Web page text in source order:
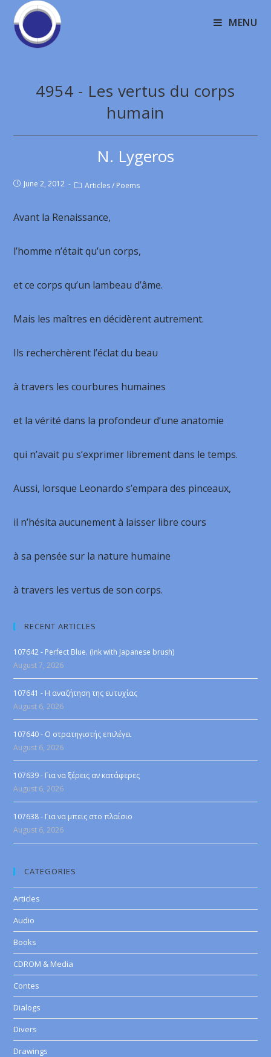
MENU
4954 - Les vertus du corps
humain
N. Lygeros
June 2, 2012 Articles / Poems
Avant la Renaissance,
l’homme n’était qu’un corps,
et ce corps qu’un lambeau d’âme.
Mais les maîtres en décidèrent autrement.
Ils recherchèrent l’éclat du beau
à travers les courbures humaines
et la vérité dans la profondeur d’une anatomie
qui n’avait pu s’exprimer librement dans le temps.
Aussi, lorsque Leonardo s’empara des pinceaux,
il n’hésita aucunement à laisser libre cours
à sa pensée sur la nature humaine
à travers les vertus de son corps.
RECENT ARTICLES
107642 - Perfect Blue. (Ink with Japanese brush)
August 7, 2026
107641 - Η αναζήτηση της ευτυχίας
August 6, 2026
107640 - Ο στρατηγιστής επιλέγει
August 6, 2026
107639 - Για να ξέρεις αν κατάφερες
August 6, 2026
107638 - Για να μπεις στο πλαίσιο
August 6, 2026
CATEGORIES
Articles
Audio
Books
CDROM & Media
Contes
Dialogs
Divers
Drawings